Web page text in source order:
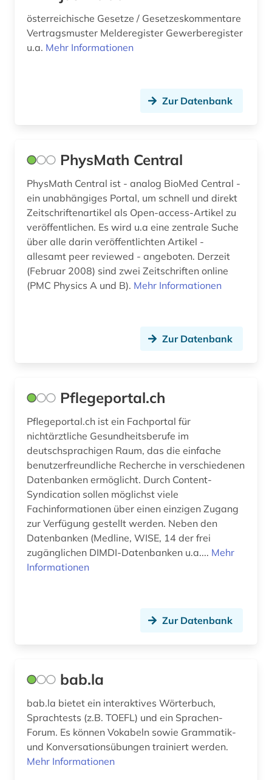
beschäftigung (1)
bestand (1)
betonbau (1)
betriebsführung (2)
betriebsrat (1)
betriebsverfassungsrecht (1)
betriebswirtschaftslehre (2)
bevölkerungsentwicklung (1)
bevölkerungsstatistik (2)
bewegungswissenschaft (1)
bibel (1)
bibel. altes testament (1)
bibel. neues testament (1)
bibelwissenschaft (1)
bibliografie (16)
bibliographie (5)
bibliothek (13)
big data (1)
bilanz (1)
bilanzierung (1)
österreichische Gesetze / Gesetzeskommentare
Vertragsmuster Melderegister Gewerberegister
u.a. Mehr Informationen
Zur Datenbank
PhysMath Central
PhysMath Central ist - analog BioMed Central -
ein unabhängiges Portal, um schnell und direkt
Zeitschriftenartikel als Open-access-Artikel zu
veröffentlichen. Es wird u.a eine zentrale Suche
über alle darin veröffentlichten Artikel -
allesamt peer reviewed - angeboten. Derzeit
(Februar 2008) sind zwei Zeitschriften online
(PMC Physics A und B). Mehr Informationen
Zur Datenbank
Pflegeportal.ch
Pflegeportal.ch ist ein Fachportal für
nichtärztliche Gesundheitsberufe im
deutschsprachigen Raum, das die einfache
benutzerfreundliche Recherche in verschiedenen
Datenbanken ermöglicht. Durch Content-
Syndication sollen möglichst viele
Fachinformationen über einen einzigen Zugang
zur Verfügung gestellt werden. Neben den
Datenbanken (Medline, WISE, 14 der frei
zugänglichen DIMDI-Datenbanken u.a.... Mehr
Informationen
Zur Datenbank
bab.la
bab.la bietet ein interaktives Wörterbuch,
Sprachtests (z.B. TOEFL) und ein Sprachen-
Forum. Es können Vokabeln sowie Grammatik-
und Konversationsübungen trainiert werden.
Mehr Informationen